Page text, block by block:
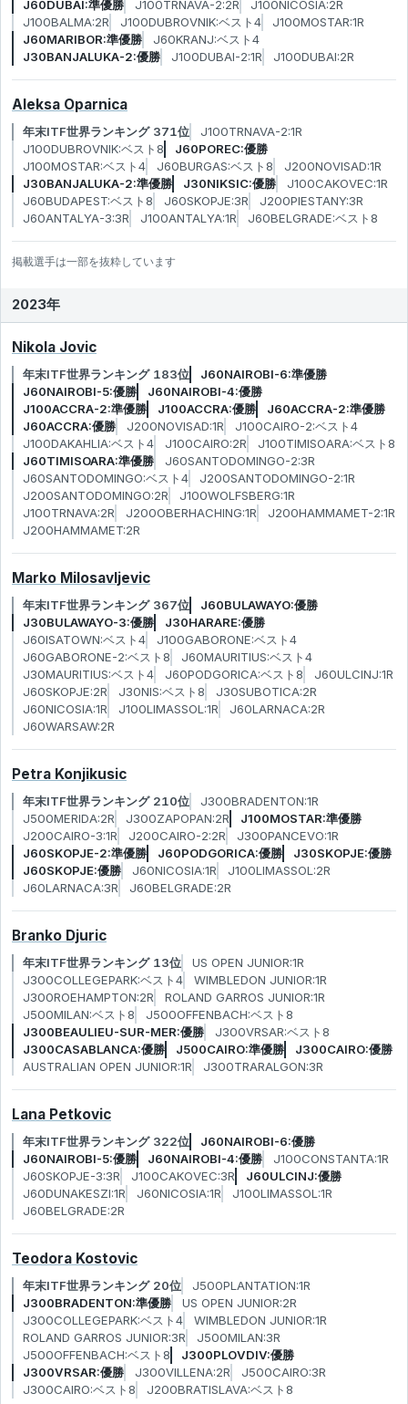
J60DUBAI:準優勝 J100TRNAVA-2:2R
J100NICOSIA:2R
J100BALMA:2R
J100DUBROVNIK:ベスト4
J100MOSTAR:1R
J60MARIBOR:準優勝
J60KRANJ:ベスト4
J30BANJALUKA-2:優勝
J100DUBAI-2:1R J100DUBAI:2R
Aleksa Oparnica
年末ITF世界ランキング 371位
J100TRNAVA-2:1R
J100DUBROVNIK:ベスト8
J60POREC:優勝
J100MOSTAR:ベスト4
J60BURGAS:ベスト8
J200NOVISAD:1R
J30BANJALUKA-2:準優勝
J30NIKSIC:優勝
J100CAKOVEC:1R
J60BUDAPEST:ベスト8
J60SKOPJE:3R
J200PIESTANY:3R
J60ANTALYA-3:3R
J100ANTALYA:1R J60BELGRADE:ベスト8
掲載選手は一部を抜粋しています
2023年
Nikola Jovic
年末ITF世界ランキング 183位
J60NAIROBI-6:準優勝
J60NAIROBI-5:優勝
J60NAIROBI-4:優勝
J100ACCRA-2:準優勝
J100ACCRA:優勝
J60ACCRA-2:準優勝
J60ACCRA:優勝
J200NOVISAD:1R
J100CAIRO-2:ベスト4
J100DAKAHLIA:ベスト4
J100CAIRO:2R
J100TIMISOARA:ベスト8
J60TIMISOARA:準優勝
J60SANTODOMINGO-2:3R
J60SANTODOMINGO:ベスト4
J200SANTODOMINGO-2:1R
J200SANTODOMINGO:2R
J100WOLFSBERG:1R
J100TRNAVA:2R
J200OBERHACHING:1R
J200HAMMAMET-2:1R
J200HAMMAMET:2R
Marko Milosavljevic
年末ITF世界ランキング 367位
J60BULAWAYO:優勝
J30BULAWAYO-3:優勝
J30HARARE:優勝
J60ISATOWN:ベスト4
J100GABORONE:ベスト4
J60GABORONE-2:ベスト8
J60MAURITIUS:ベスト4
J30MAURITIUS:ベスト4
J60PODGORICA:ベスト8
J60ULCINJ:1R
J60SKOPJE:2R
J30NIS:ベスト8
J30SUBOTICA:2R
J60NICOSIA:1R
J100LIMASSOL:1R
J60LARNACA:2R
J60WARSAW:2R
Petra Konjikusic
年末ITF世界ランキング 210位
J300BRADENTON:1R
J500MERIDA:2R
J300ZAPOPAN:2R
J100MOSTAR:準優勝
J200CAIRO-3:1R
J200CAIRO-2:2R
J300PANCEVO:1R
J60SKOPJE-2:準優勝
J60PODGORICA:優勝
J30SKOPJE:優勝
J60SKOPJE:優勝
J60NICOSIA:1R
J100LIMASSOL:2R
J60LARNACA:3R
J60BELGRADE:2R
Branko Djuric
年末ITF世界ランキング 13位
US OPEN JUNIOR:1R
J300COLLEGEPARK:ベスト4
WIMBLEDON JUNIOR:1R
J300ROEHAMPTON:2R
ROLAND GARROS JUNIOR:1R
J500MILAN:ベスト8
J500OFFENBACH:ベスト8
J300BEAULIEU-SUR-MER:優勝
J300VRSAR:ベスト8
J300CASABLANCA:優勝
J500CAIRO:準優勝
J300CAIRO:優勝
AUSTRALIAN OPEN JUNIOR:1R
J300TRARALGON:3R
Lana Petkovic
年末ITF世界ランキング 322位
J60NAIROBI-6:優勝
J60NAIROBI-5:優勝
J60NAIROBI-4:優勝
J100CONSTANTA:1R
J60SKOPJE-3:3R
J100CAKOVEC:3R
J60ULCINJ:優勝
J60DUNAKESZI:1R
J60NICOSIA:1R
J100LIMASSOL:1R
J60BELGRADE:2R
Teodora Kostovic
年末ITF世界ランキング 20位
J500PLANTATION:1R
J300BRADENTON:準優勝
US OPEN JUNIOR:2R
J300COLLEGEPARK:ベスト4
WIMBLEDON JUNIOR:1R
ROLAND GARROS JUNIOR:3R
J500MILAN:3R
J500OFFENBACH:ベスト8
J300PLOVDIV:優勝
J300VRSAR:優勝
J300VILLENA:2R
J500CAIRO:3R
J300CAIRO:ベスト8
J200BRATISLAVA:ベスト8